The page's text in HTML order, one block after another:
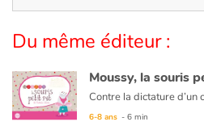
Sujets de société
Émotions et sentiments
Du même éditeur :
Moussy, la souris
6-8 ans - 6 min